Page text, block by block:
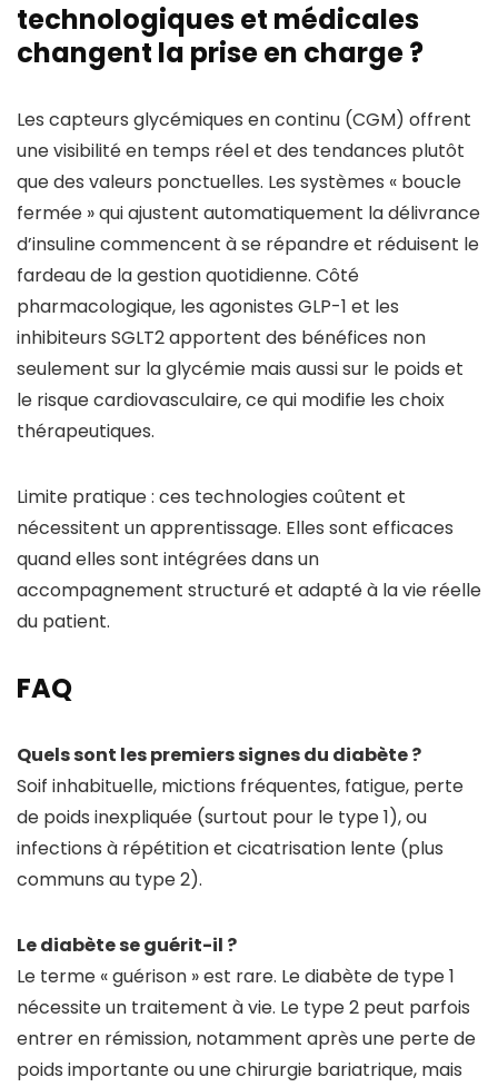
technologiques et médicales
changent la prise en charge ?
Les capteurs glycémiques en continu (CGM) offrent
une visibilité en temps réel et des tendances plutôt
que des valeurs ponctuelles. Les systèmes « boucle
fermée » qui ajustent automatiquement la délivrance
d’insuline commencent à se répandre et réduisent le
fardeau de la gestion quotidienne. Côté
pharmacologique, les agonistes GLP-1 et les
inhibiteurs SGLT2 apportent des bénéfices non
seulement sur la glycémie mais aussi sur le poids et
le risque cardiovasculaire, ce qui modifie les choix
thérapeutiques.
Limite pratique : ces technologies coûtent et
nécessitent un apprentissage. Elles sont efficaces
quand elles sont intégrées dans un
accompagnement structuré et adapté à la vie réelle
du patient.
FAQ
Quels sont les premiers signes du diabète ?
Soif inhabituelle, mictions fréquentes, fatigue, perte
de poids inexpliquée (surtout pour le type 1), ou
infections à répétition et cicatrisation lente (plus
communs au type 2).
Le diabète se guérit-il ?
Le terme « guérison » est rare. Le diabète de type 1
nécessite un traitement à vie. Le type 2 peut parfois
entrer en rémission, notamment après une perte de
poids importante ou une chirurgie bariatrique, mais